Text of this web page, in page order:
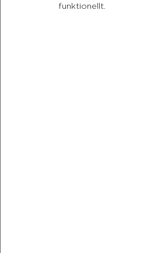
funktionellt.